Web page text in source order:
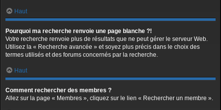
Haut
Pourquoi ma recherche renvoie une page blanche ?!
Votre recherche renvoie plus de résultats que ne peut gérer le serveur Web.
Utilisez la « Recherche avancée » et soyez plus précis dans le choix des
termes utilisés et des forums concernés par la recherche.
Haut
Comment rechercher des membres ?
Allez sur la page « Membres », cliquez sur le lien « Rechercher un membre ».